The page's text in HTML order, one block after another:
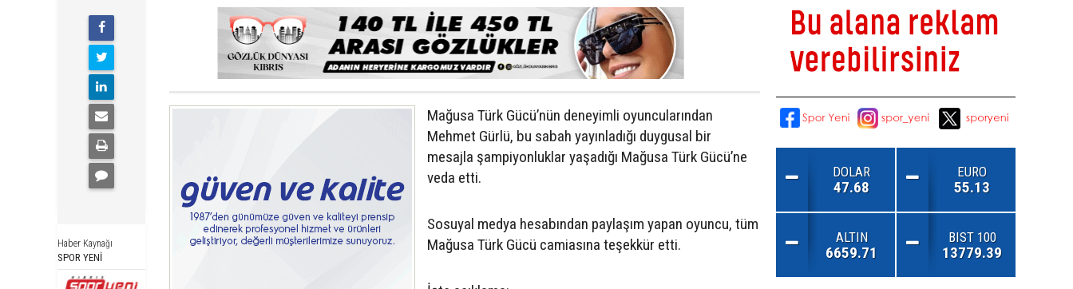
Haber Kaynağı
SPOR YENİ
Mağusa Türk Gücü’nün deneyimli oyuncularından
Mehmet Gürlü, bu sabah yayınladığı duygusal bir
mesajla şampiyonluklar yaşadığı Mağusa Türk Gücü’ne
veda etti.
Sosuyal medya hesabından paylaşım yapan oyuncu, tüm
Mağusa Türk Gücü camiasına teşekkür etti.
DOLAR
47.68
EURO
55.13
ALTIN
6659.71
BIST 100
13779.39